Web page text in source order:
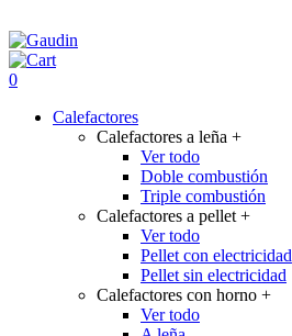
0
Calefactores
Calefactores a leña +
Ver todo
Doble combustión
Triple combustión
Calefactores a pellet +
Ver todo
Pellet con electricidad
Pellet sin electricidad
Calefactores con horno +
Ver todo